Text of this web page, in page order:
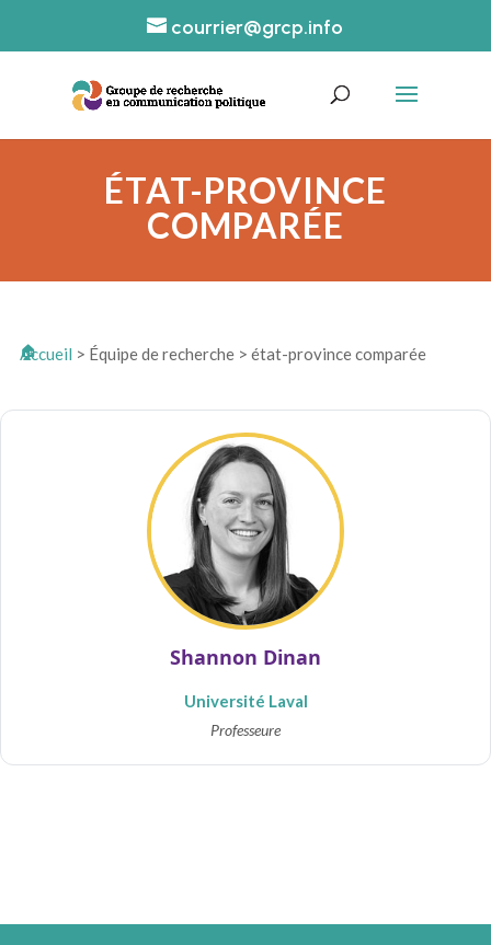
courrier@grcp.info
ÉTAT-PROVINCE
COMPARÉE
Accueil > Équipe de recherche > état-province comparée
Shannon Dinan
Université Laval
Professeure